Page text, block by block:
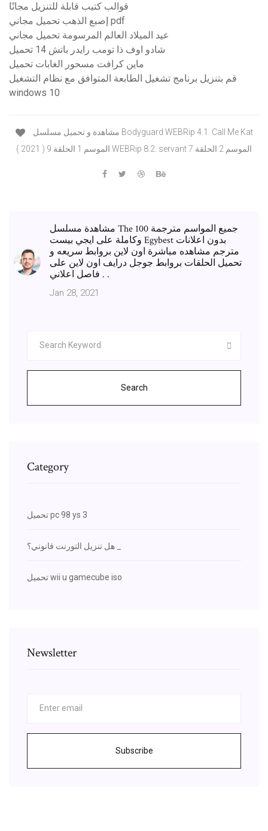
قوالب كتيب قابلة للتنزيل مجانًا
إصبع الذهب تحميل مجاني pdf
عيد الميلاد العالم المرسومة تحميل مجاني
شادو اوف ذا تومب رايدر باتش 14 تحميل
ماين كرافت مسحور الغابات تحميل
قم بتنزيل برنامج تشغيل الطابعة المتوافق مع نظام التشغيل
windows 10
الموسم 1 الحلقة 9 ( 2021 ) WEBRip 8.2. servant الموسم 2 الحلقة 7
مشاهدة مسلسل The 100 جميع المواسم مترجمة
وكاملة على ايجي بيست Egybest بدون اعلانات
مترجم مشاهده مباشرة اون لاين بروابط سريعه و
تحميل الحلقات بروابط جوجل درايف اون لاين على
فاصل اعلاني . .
Jan 28, 2021
Search
Category
تحميل pc 98 ys 3
تحميل wii u gamecube iso
Newsletter
Subscribe